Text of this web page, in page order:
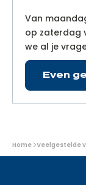
Van
op zaterdag
we al je
Even
U
bevindt
Home Veelgestelde